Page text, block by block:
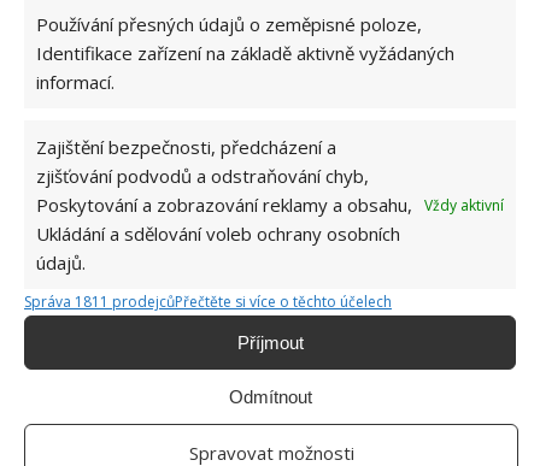
Používání přesných údajů o zeměpisné poloze,
Identifikace zařízení na základě aktivně vyžádaných
informací.
Zajištění bezpečnosti, předcházení a
zjišťování podvodů a odstraňování chyb,
Poskytování a zobrazování reklamy a obsahu,
Ukládání a sdělování voleb ochrany osobních
údajů.
Vždy aktivní
Správa 1811 prodejcůPřečtěte si více o těchto účelech
Příjmout
Odmítnout
Spravovat možnosti
O WEBU
Sháníte zajímavé tipy jak vylepšit Váš domov? Originální nápady,
aktuální trendy, praktické rady i inspirativní fotografie najdete na
stránkách internetového magazínu
Vyzvedla si dítě ve školce a jela domů. To, co našla na jeho těle, ji